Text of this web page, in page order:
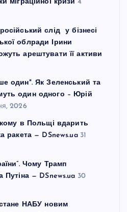
міграційної кризи 4
слід у бізнесі
облради Ірини
арештувати її активи
один". Як Зеленський та
один одного – Юрій
2026
в Польщі вдарить
ракета — DSnews.ua 31
Чому Трамп
Путіна — DSnews.ua 30
НАБУ новим